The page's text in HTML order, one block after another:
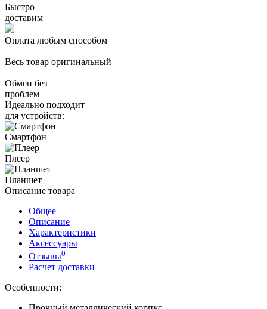
Быстро
доставим
Оплата любым способом
Весь товар оригинальный
Обмен без
проблем
Идеально подходит
для устройств:
Смартфон
Плеер
Планшет
Описание товара
Общее
Описание
Характеристики
Аксессуары
Отзывы0
Расчет доставки
Особенности: